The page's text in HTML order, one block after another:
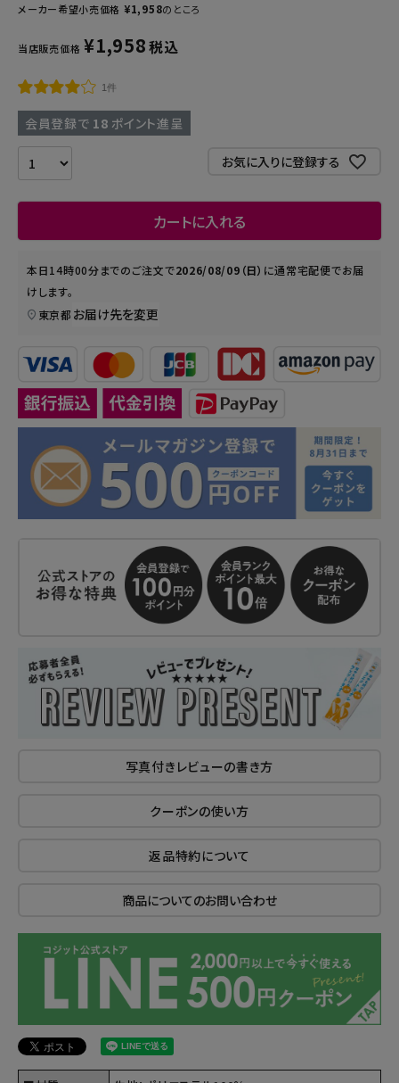
メーカー希望小売価格 ¥1,958のところ
当店販売価格 ¥1,958税込
1件
会員登録で 18 ポイント進呈
お気に入りに登録する
カートに入れる
本日14時00分までのご注文で2026/08/09（日） に通常宅配便でお届
けします。
東京都 お届け先を変更
写真付きレビューの書き方
クーポンの使い方
返品特約について
商品についてのお問い合わせ